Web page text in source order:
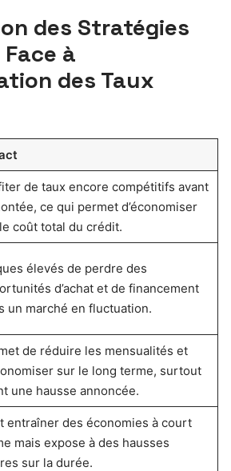
des Stratégies
à
des Taux
de taux encore compétitifs avant
ce qui permet d’économiser
coût total du crédit.
élevés de perdre des
d’achat et de financement
un marché en fluctuation.
de réduire les mensualités et
sur le long terme, surtout
une hausse annoncée.
entraîner des économies à court
mais expose à des hausses
sur la durée.